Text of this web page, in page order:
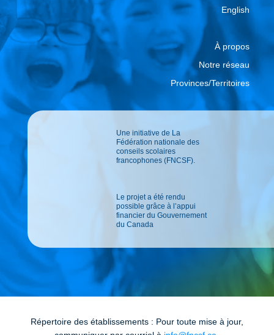
English
À propos
Notre réseau
Provinces/Territoires
Une initiative de La
Fédération nationale des
conseils scolaires
francophones (FNCSF).
Le projet a été rendu
possible grâce à l’appui
financier du Gouvernement
du Canada
Répertoire des établissements : Pour toute mise à jour,